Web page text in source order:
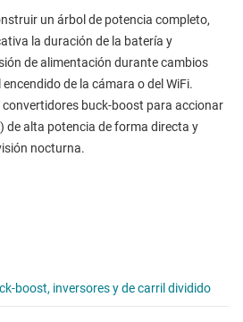
un árbol de potencia completo,
la duración de la batería y
de alimentación durante cambios
de la cámara o del WiFi.
buck-boost para accionar
de alta potencia de forma directa y
nocturna.
boost, inversores y de carril dividido